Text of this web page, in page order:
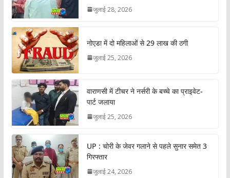
जुलाई 28, 2026
नोएडा में दो महिलाओं से 29 लाख की ठगी
जुलाई 25, 2026
वाराणसी में टीचर ने नर्सरी के बच्चे का प्राइवेट-
पार्ट जलाया
जुलाई 25, 2026
UP : चोरी के जेवर गलाने से पहले सुनार समेत 3
गिरफ्तार
जुलाई 24, 2026